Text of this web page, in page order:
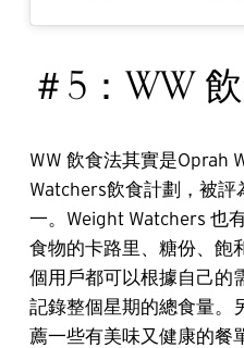
＃5：WW
WW 飲食法其實是Oprah
Watchers飲食計劃，被
一。Weight Watchers 也
食物的卡路里、糖份、飽
個用戶都可以根據自己的
記錄整個星期的總食量。
薦一些有美味又健康的餐